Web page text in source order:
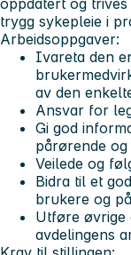
trygg sykepleie i
Arbeidsoppgaver:
Ivareta den
av den
Ansvar for
Gi god
pårørende
Veilede og
Bidra til et
brukere og
Utføre øvrige
avdelingens